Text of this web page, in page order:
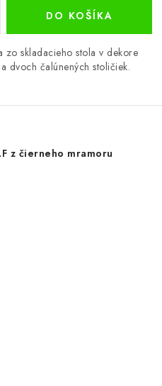
DO KOŠÍKA
zo skladacieho stola v dekore
dvoch čalúnených stoličiek.
z čierneho mramoru